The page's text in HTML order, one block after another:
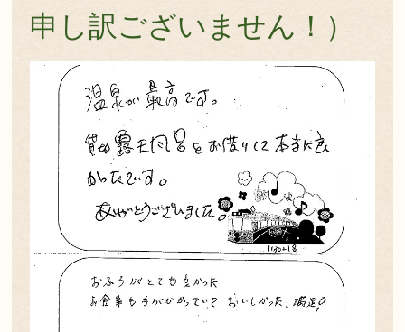
よくある質問 お問い合わせ
新着情報
キャンセル/プライバシーポリシー
申し訳ございません！）